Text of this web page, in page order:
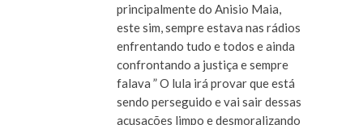
principalmente do Anisio Maia,
este sim, sempre estava nas rádios
enfrentando tudo e todos e ainda
confrontando a justiça e sempre
falava ” O lula irá provar que está
sendo perseguido e vai sair dessas
acusações limpo e desmoralizando